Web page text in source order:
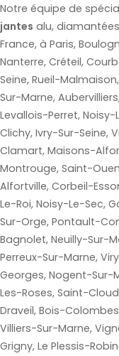
Notre équipe de
jantes alu,
France, à Paris,
Nanterre, Créteil,
Seine, Rueil-
Sur-Marne,
Levallois-Perret,
Clichy, Ivry-Sur-Seine,
Clamart, Maisons-
Montrouge, Saint-
Alfortville, Corbeil-
Le-Roi, Noisy-Le-Sec,
Sur-Orge, Pontault-
Bagnolet, Neuilly-Sur-
Perreux-Sur-Marne,
Georges, Nogent-Sur-
Les-Roses, Saint-
Draveil, Bois-
Villiers-Sur-Marne,
Grigny, Le Plessis-